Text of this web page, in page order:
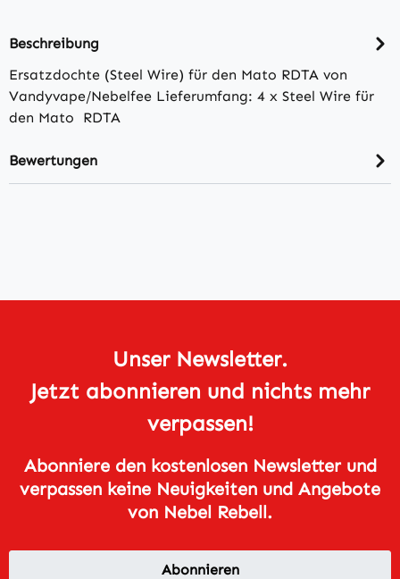
Beschreibung
Ersatzdochte (Steel Wire) für den Mato RDTA von
Vandyvape/Nebelfee Lieferumfang: 4 x Steel Wire für
den Mato RDTA
Bewertungen
Unser Newsletter.
Jetzt abonnieren und nichts mehr
verpassen!
Abonniere den kostenlosen Newsletter und
verpassen keine Neuigkeiten und Angebote
von Nebel Rebell.
Abonnieren